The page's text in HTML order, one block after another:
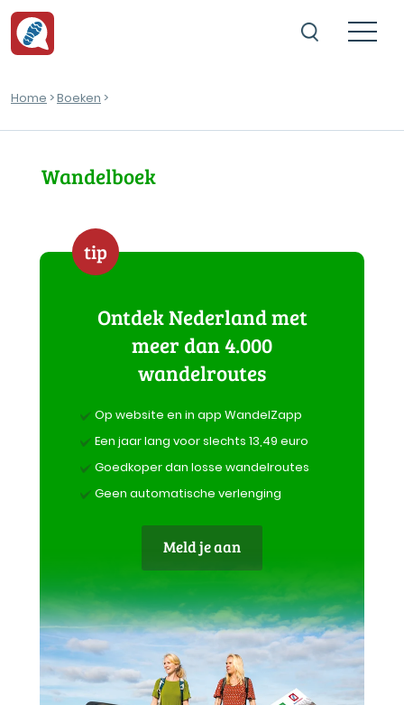
Home >Boeken >
Wandelboek
tip
Ontdek Nederland met
meer dan 4.000
wandelroutes
Op website en in app WandelZapp
Een jaar lang voor slechts 13,49 euro
Goedkoper dan losse wandelroutes
Geen automatische verlenging
Meld je aan